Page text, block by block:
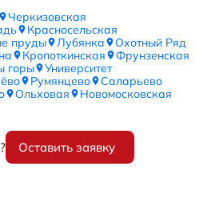
Черкизовская
Красносельская
пруды Лубянка
Охотный Ряд
Кропоткинская
Фрунзенская
горы
Университет
Румянцево
Саларьево
Ольховая
Новомосковская
Оставить заявку